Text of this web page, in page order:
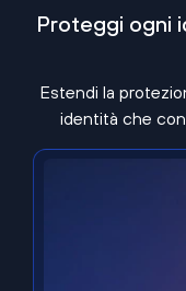
Proteggi ogni
Estendi la
identità che